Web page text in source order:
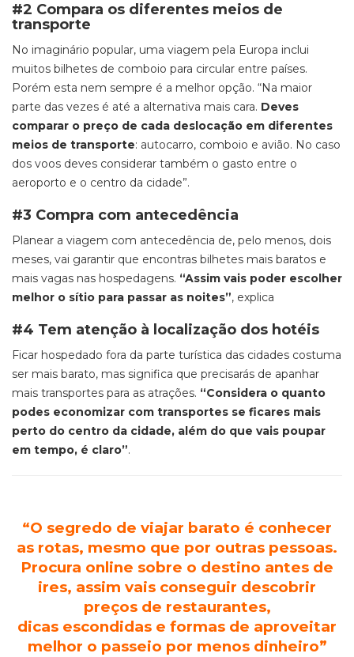
#2 Compara os diferentes meios de
transporte
No imaginário popular, uma viagem pela Europa inclui
muitos bilhetes de comboio para circular entre países.
Porém esta nem sempre é a melhor opção. “Na maior
parte das vezes é até a alternativa mais cara. Deves
comparar o preço de cada deslocação em diferentes
meios de transporte: autocarro, comboio e avião. No caso
dos voos deves considerar também o gasto entre o
aeroporto e o centro da cidade”.
#3 Compra com antecedência
Planear a viagem com antecedência de, pelo menos, dois
meses, vai garantir que encontras bilhetes mais baratos e
mais vagas nas hospedagens. “Assim vais poder escolher
melhor o sítio para passar as noites”, explica
#4 Tem atenção à localização dos hotéis
Ficar hospedado fora da parte turística das cidades costuma
ser mais barato, mas significa que precisarás de apanhar
mais transportes para as atrações. “Considera o quanto
podes economizar com transportes se ficares mais
perto do centro da cidade, além do que vais poupar
em tempo, é claro”.
“O segredo de viajar barato é conhecer
as rotas, mesmo que por outras pessoas.
Procura online sobre o destino antes de
ires, assim vais conseguir descobrir
preços de restaurantes,
dicas escondidas e formas de aproveitar
melhor o passeio por menos dinheiro”